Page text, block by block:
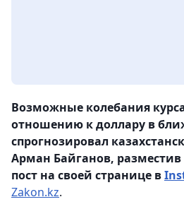
Возможные колебания
отношению к доллару в
спрогнозировал
Арман Байганов,
пост на своей странице в
Zakon.kz.